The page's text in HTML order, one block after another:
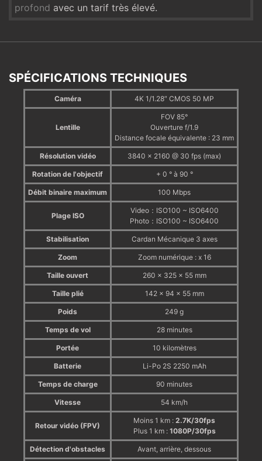
profond avec un tarif très élevé.
SPÉCIFICATIONS TECHNIQUES
Caméra 4K 1/1.28″ CMOS 50 MP
Lentille
FOV 85°
Ouverture f/1.9
Distance focale équivalente : 23 mm
Résolution vidéo 3840 × 2160 @ 30 fps (max)
Rotation de l'objectif + 0 ° à 90 °
Débit binaire maximum 100 Mbps
Plage ISO
Video：ISO100 ~ ISO6400
Photo：ISO100 ~ ISO6400
Stabilisation Cardan Mécanique 3 axes
Zoom Zoom numérique : x 16
Taille ouvert 260 × 325 × 55 mm
Taille plié 142 × 94 × 55 mm
Poids 249 g
Temps de vol 28 minutes
Portée 10 kilomètres
Batterie Li-Po 2S 2250 mAh
Temps de charge 90 minutes
Vitesse 54 km/h
Retour vidéo (FPV)
Moins 1 km : 2.7K/30fps
Plus 1 km : 1080P/30fps
Détection d'obstacles Avant, arrière, dessous